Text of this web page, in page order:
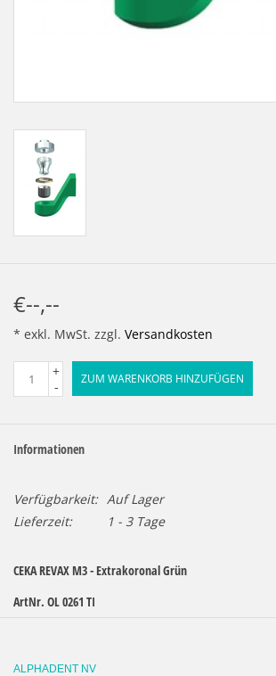
€--,--
* exkl. MwSt. zzgl. Versandkosten
+
-
ZUM WARENKORB HINZUFÜGEN
Informationen
Verfügbarkeit: Auf Lager
Lieferzeit:
1 - 3 Tage
CEKA REVAX M3 - Extrakoronal Grün
ArtNr. OL 0261 TI
ALPHADENT NV